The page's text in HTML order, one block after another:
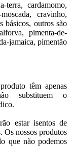
cardamomo,
cravinho,
básicos, outros são
pimenta-de-
jamaica, pimentão
têm apenas
substituem o
estar isentos de
Os nossos produtos
que não podemos